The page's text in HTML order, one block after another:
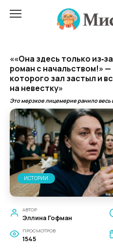
««Она здесь только
роман с начальством!»
которого зал застыл и
на невестку»
Это мерзкое лицемерие ранило весь
ИСТОРИИ
АВТОР
Эллина Гофман
ПРОСМОТРОВ
1545